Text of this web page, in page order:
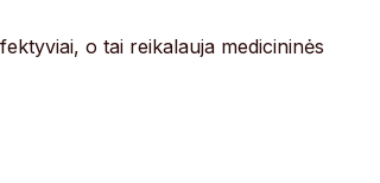
o tai reikalauja medicininės